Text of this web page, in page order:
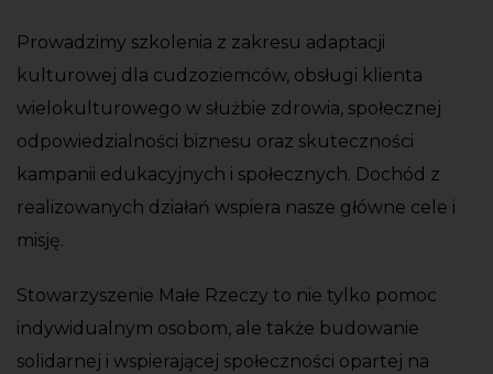
Prowadzimy szkolenia z zakresu adaptacji
kulturowej dla cudzoziemców, obsługi klienta
wielokulturowego w służbie zdrowia, społecznej
odpowiedzialności biznesu oraz skuteczności
kampanii edukacyjnych i społecznych. Dochód z
realizowanych działań wspiera nasze główne cele i
misję.
Stowarzyszenie Małe Rzeczy to nie tylko pomoc
indywidualnym osobom, ale także budowanie
solidarnej i wspierającej społeczności opartej na